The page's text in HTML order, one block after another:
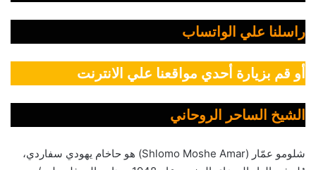
راسلنا علي الواتساب
أو قم بزيارة أحدي مواقعنا علي الانترنت
الشيخ الساحر الروحاني
شلومو عمّار (Shlomo Moshe Amar) هو حاخام يهودي سفاردي،